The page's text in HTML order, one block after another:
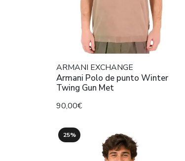
ARMANI EXCHANGE
Armani Polo de punto Winter
Twing Gun Met
90,00€
25%